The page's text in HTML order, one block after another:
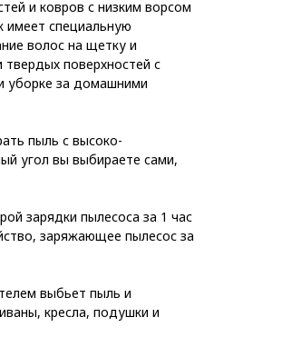
и ковров с низким ворсом
имеет специальную
волос на щетку и
поверхностей с
уборке за домашними
пыль с высоко-
угол вы выбираете сами,
зарядки пылесоса за 1 час
заряжающее пылесос за
выбьет пыль и
кресла, подушки и